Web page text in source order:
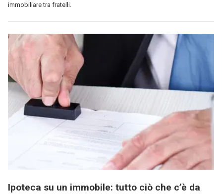
immobiliare tra fratelli.
Ipoteca su un immobile: tutto ciò che c’è da